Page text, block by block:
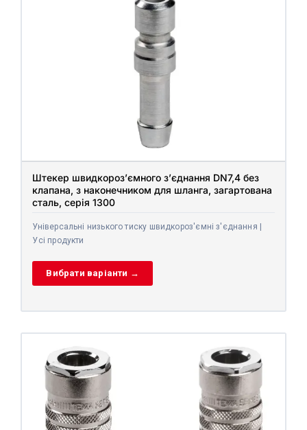
Штекер швидкороз’ємного з’єднання DN7,4 без
клапана, з наконечником для шланга, загартована
сталь, серія 1300
Універсальні низького тиску швидкороз'ємні з'єднання |
Усі продукти
Вибрати варіанти →